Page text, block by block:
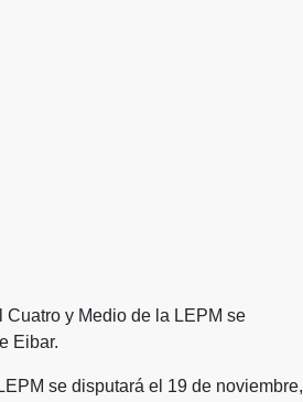
Cuatro y Medio de la LEPM se
Eibar.
se disputará el 19 de noviembre,